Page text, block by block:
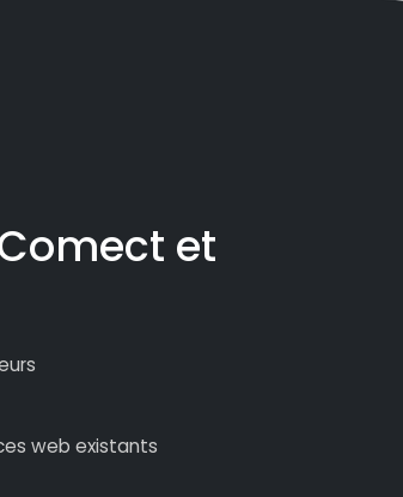
et
web existants